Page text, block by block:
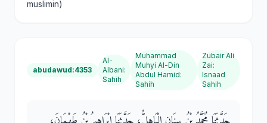
muslimin)
abudawud:4353
Al-
Albani:
Sahih
Muhammad
Muhyi Al-Din
Abdul Hamid:
Sahih
Zubair Ali
Zai:
Isnaad
Sahih